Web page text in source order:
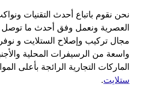
نحن نقوم باتباع أحدث التقنيات
العصرية ونعمل وفق أحدث ما توصل
مجال تركيب وإصلاح الستلايت و
واسعة من الرسيفرات المحلية
الماركات التجارية الرائجة بأعلى
ستلايت.